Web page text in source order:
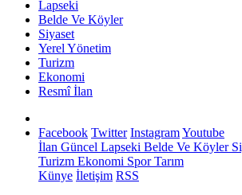
Lapseki
Belde Ve Köyler
Siyaset
Yerel Yönetim
Turizm
Ekonomi
Resmî İlan
Facebook Twitter InstagramYoutube
İlan Güncel Lapseki Belde Ve Köyler
Turizm Ekonomi SporTarım
Künye İletişim RSS